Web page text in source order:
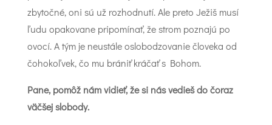
zbytočné, oni sú už rozhodnutí. Ale preto Ježiš musí
ľudu opakovane pripomínať, že strom poznajú po
ovocí. A tým je neustále oslobodzovanie človeka od
čohokoľvek, čo mu brániť kráčať s Bohom.
Pane, pomôž nám vidieť, že si nás vedieš do čoraz
väčšej slobody.